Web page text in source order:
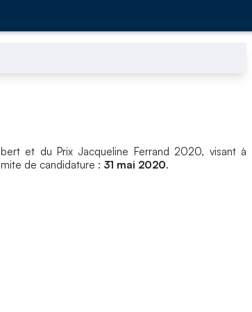
et du Prix Jacqueline Ferrand 2020, visant à
de candidature : 31 mai 2020.